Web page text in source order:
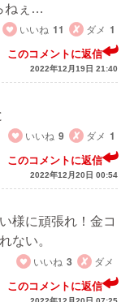
ねぇ…
いいね 11 ダメ 1
このコメントに返信
2022年12月19日 21:40
いいね 9 ダメ 1
このコメントに返信
2022年12月20日 00:54
様に頑張れ！金コ
ない。
いいね 3 ダメ
このコメントに返信